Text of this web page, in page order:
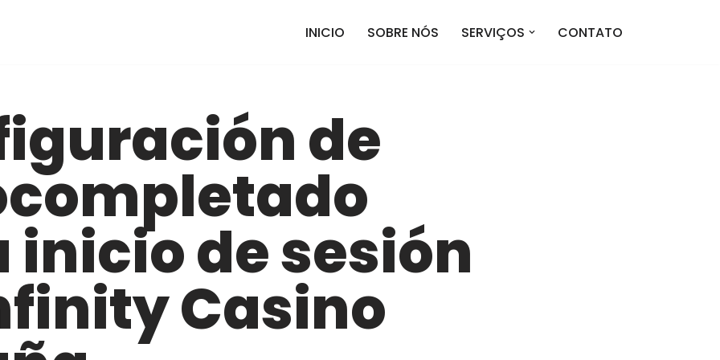
INICIO SOBRE NÓS SERVIÇOS CONTATO
de
inicio de sesión
Casino